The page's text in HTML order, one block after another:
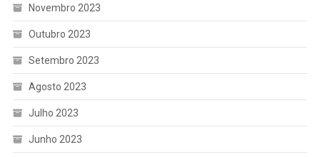
Novembro 2023
Outubro 2023
Setembro 2023
Agosto 2023
Julho 2023
Junho 2023